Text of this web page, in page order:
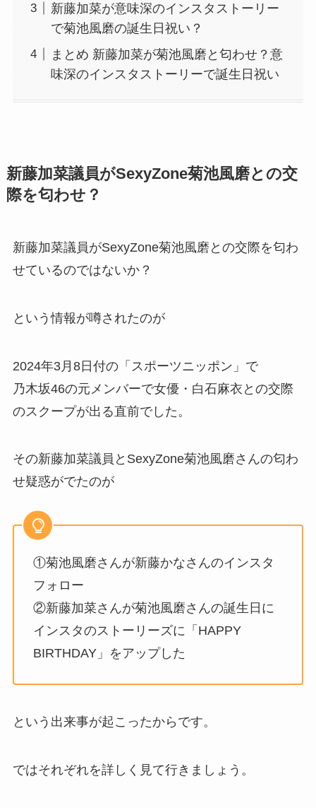
新藤加菜が意味深のインスタストーリー
で菊池風磨の誕生日祝い？
まとめ 新藤加菜が菊池風磨と匂わせ？意
味深のインスタストーリーで誕生日祝い
新藤加菜議員がSexyZone菊池風磨との交
際を匂わせ？
新藤加菜議員がSexyZone菊池風磨との交際を匂わ
せているのではないか？
という情報が噂されたのが
2024年3月8日付の「スポーツニッポン」で
乃木坂46の元メンバーで女優・白石麻衣との交際
のスクープが出る直前でした。
その新藤加菜議員とSexyZone菊池風磨さんの匂わ
せ疑惑がでたのが
①菊池風磨さんが新藤かなさんのインスタ
フォロー
②新藤加菜さんが菊池風磨さんの誕生日に
インスタのストーリーズに「HAPPY
BIRTHDAY」をアップした
という出来事が起こったからです。
ではそれぞれを詳しく見て行きましょう。